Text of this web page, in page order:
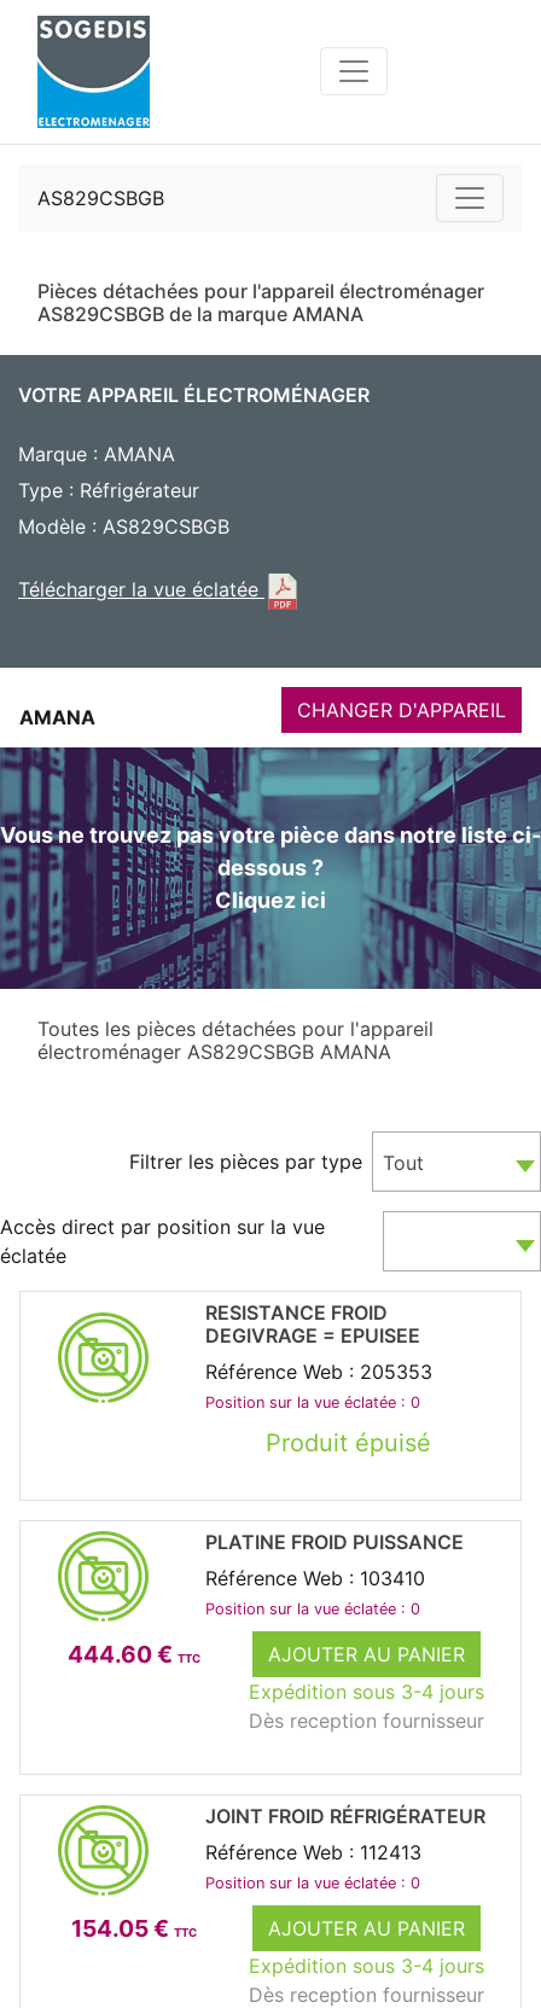
AS829CSBGB
Pièces détachées pour l'appareil électroménager
AS829CSBGB de la marque AMANA
VOTRE APPAREIL ÉLECTROMÉNAGER
Marque : AMANA
Type : Réfrigérateur
Modèle : AS829CSBGB
Télécharger la vue éclatée
AMANA CHANGER D'APPAREIL
Vous ne trouvez pas votre pièce dans notre liste ci-
dessous ?
Cliquez ici
Toutes les pièces détachées pour l'appareil
électroménager AS829CSBGB AMANA
Filtrer les pièces par type Tout
Accès direct par position sur la vue
éclatée
Produit épuisé
RESISTANCE FROID
DEGIVRAGE = EPUISEE
Référence Web : 205353
Position sur la vue éclatée : 0
444.60 € TTC
AJOUTER AU PANIER
Expédition sous 3-4 jours
Dès reception fournisseur
PLATINE FROID PUISSANCE
Référence Web : 103410
Position sur la vue éclatée : 0
154.05 € TTC
AJOUTER AU PANIER
Expédition sous 3-4 jours
Dès reception fournisseur
JOINT FROID RÉFRIGÉRATEUR
Référence Web : 112413
Position sur la vue éclatée : 0